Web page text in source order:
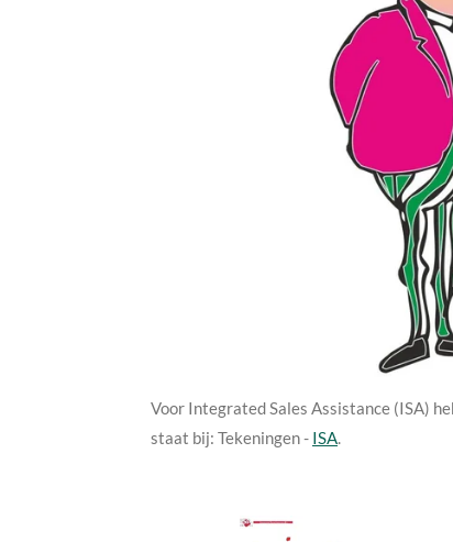
Voor Integrated Sales Assistance (ISA)
staat bij: Tekeningen - ISA.